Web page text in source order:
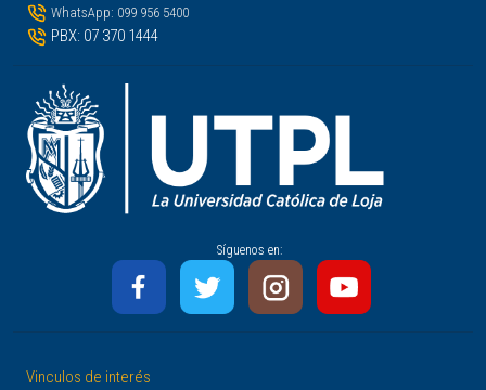
WhatsApp: 099 956 5400
PBX: 07 370 1444
Síguenos en:
Vinculos de interés